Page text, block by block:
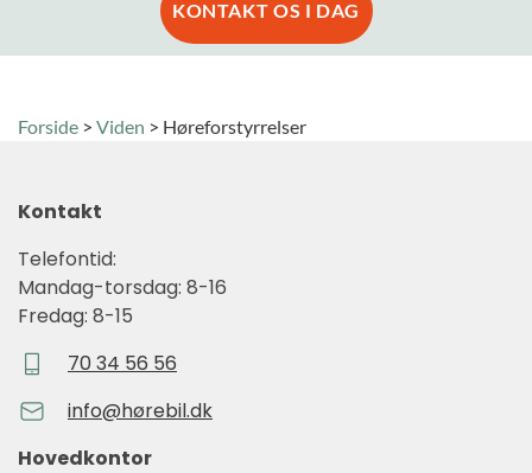
KONTAKT OS I DAG
Forside > Viden > Høreforstyrrelser
Kontakt
Telefontid:
Mandag-torsdag: 8-16
Fredag: 8-15
70 34 56 56
info@hørebil.dk
Hovedkontor